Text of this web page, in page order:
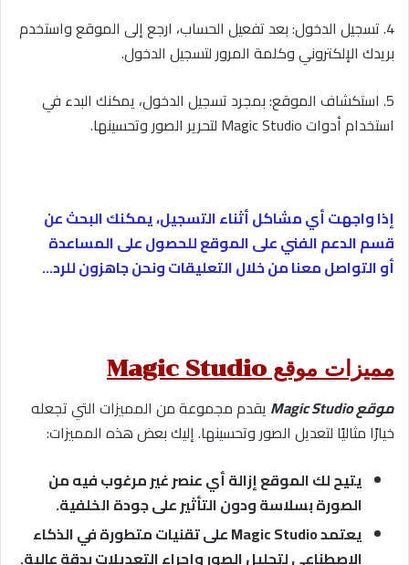
4. تسجيل الدخول: بعد تفعيل الحساب، ارجع إلى الموقع واستخدم
بريدك الإلكتروني وكلمة المرور لتسجيل الدخول.
5. استكشاف الموقع: بمجرد تسجيل الدخول، يمكنك البدء في
استخدام أدوات Magic Studio لتحرير الصور وتحسينها.
إذا واجهت أي مشاكل أثناء التسجيل، يمكنك البحث عن
قسم الدعم الفني على الموقع للحصول على المساعدة
أو التواصل معنا من خلال التعليقات ونحن جاهزون للرد…
مميزات موقع Magic Studio
موقع Magic Studio
يقدم مجموعة من المميزات التي تجعله
خيارًا مثاليًا لتعديل الصور وتحسينها. إليك بعض هذه المميزات:
يتيح لك الموقع إزالة أي عنصر غير مرغوب فيه من
الصورة بسلاسة ودون التأثير على جودة الخلفية.
يعتمد Magic Studio على تقنيات متطورة في الذكاء
الاصطناعي لتحليل الصور وإجراء التعديلات بدقة عالية.